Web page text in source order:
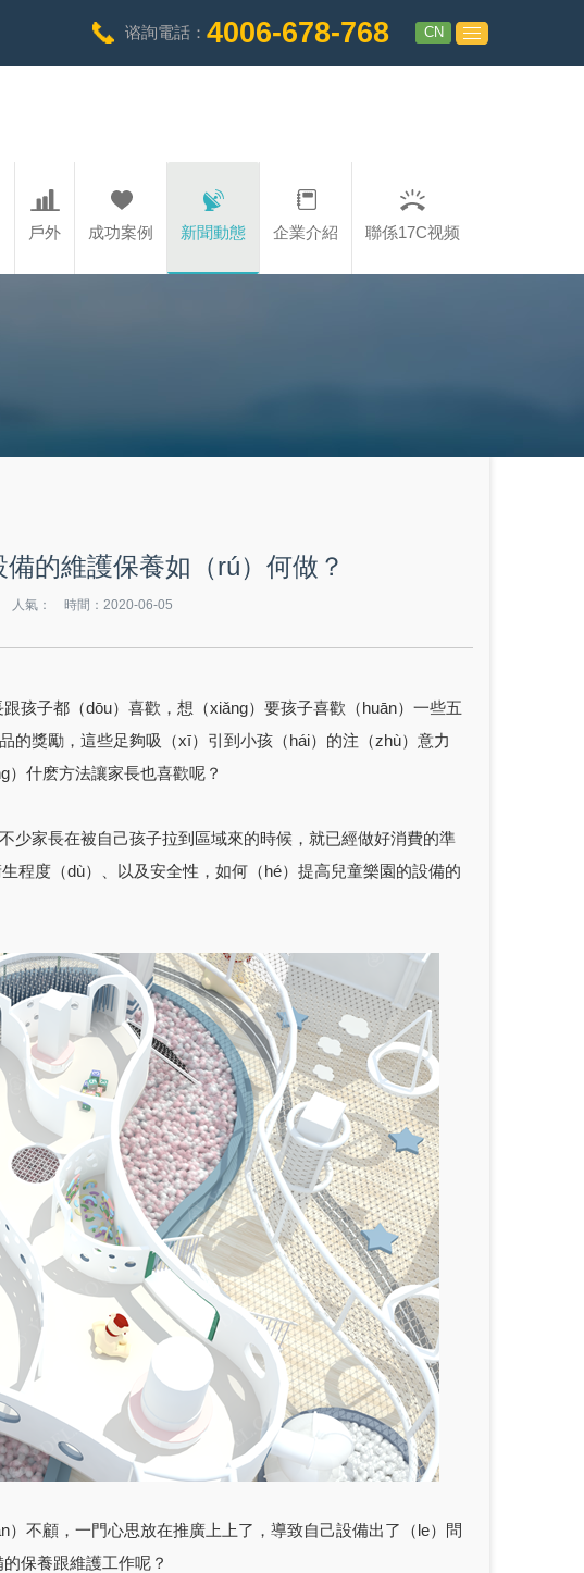
谘詢電話： 4006-678-768 CN
戶外 成功案例 新聞動態 企業介紹 聯係17C视频
的維護保養如（rú）何做？
人氣： 時間：2020-06-05
孩子都（dōu）喜歡，想（xiǎng）要孩子喜歡（huān）一些五
的獎勵，這些足夠吸（xī）引到小孩（hái）的注（zhù）意力
）什麽方法讓家長也喜歡呢？
少家長在被自己孩子拉到區域來的時候，就已經做好消費的準
程度（dù）、以及安全性，如何（hé）提高兒童樂園的設備的
不顧，一門心思放在推廣上上了，導致自己設備出了（le）問
保養跟維護工作呢？